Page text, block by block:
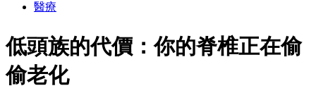
醫療
低頭族的代價：你的脊椎正在偷
偷老化